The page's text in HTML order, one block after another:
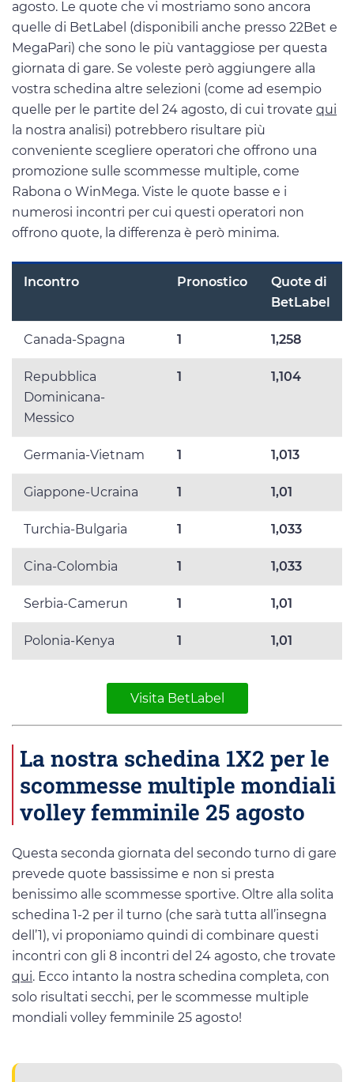
agosto. Le quote che vi mostriamo sono ancora
quelle di BetLabel (disponibili anche presso 22Bet e
MegaPari) che sono le più vantaggiose per questa
giornata di gare. Se voleste però aggiungere alla
vostra schedina altre selezioni (come ad esempio
quelle per le partite del 24 agosto, di cui trovate qui
la nostra analisi) potrebbero risultare più
conveniente scegliere operatori che offrono una
promozione sulle scommesse multiple, come
Rabona o WinMega. Viste le quote basse e i
numerosi incontri per cui questi operatori non
offrono quote, la differenza è però minima.
Incontro Pronostico
Quote di
BetLabel
Canada-Spagna 1 1,258
Repubblica
Dominicana-
Messico
1 1,104
Germania-Vietnam 1 1,013
Giappone-Ucraina 1 1,01
Turchia-Bulgaria 1 1,033
Cina-Colombia 1 1,033
Serbia-Camerun 1 1,01
Polonia-Kenya 1 1,01
Visita BetLabel
La nostra schedina 1X2 per le
scommesse multiple mondiali
volley femminile 25 agosto
Questa seconda giornata del secondo turno di gare
prevede quote bassissime e non si presta
benissimo alle scommesse sportive. Oltre alla solita
schedina 1-2 per il turno (che sarà tutta all’insegna
dell’1), vi proponiamo quindi di combinare questi
incontri con gli 8 incontri del 24 agosto, che trovate
qui. Ecco intanto la nostra schedina completa, con
solo risultati secchi, per le scommesse multiple
mondiali volley femminile 25 agosto!